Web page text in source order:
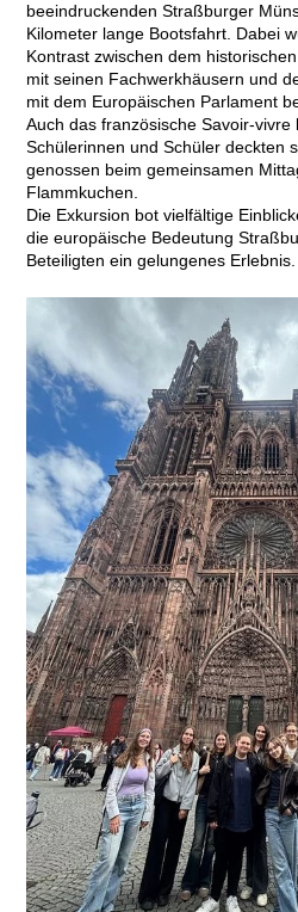
beeindruckenden Straßburger
Kilometer lange Bootsfahrt. Dabei
Kontrast zwischen dem
mit seinen Fachwerkhäusern und
mit dem Europäischen Parlament
Auch das französische Savoir-
Schülerinnen und Schüler deckten
genossen beim gemeinsamen
Flammkuchen.
Die Exkursion bot vielfältige
die europäische Bedeutung
Beteiligten ein gelungenes Erlebnis.